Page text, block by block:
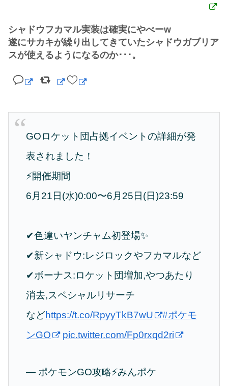
シャドウフカマル実装は確実にやべーw
遂にサカキが繰り出してきていたシャドウガブリア
スが使えるようになるのか･･･。
GOロケット団占拠イベントの詳細が発
表されました！
⚡開催期間
6月21日(水)0:00〜6月25日(日)23:59
✔︎色違いヤンチャム初登場✨️
✔︎新シャドウ:レジロックやフカマルなど
✔︎ボーナス:ロケット団増加,やつあたり
消去,スペシャルリサーチ
などhttps://t.co/RpyyTkB7wU
#ポケモ
ンGO
pic.twitter.com/Fp0rxqd2ri
— ポケモンGO攻略⚡みんポケ